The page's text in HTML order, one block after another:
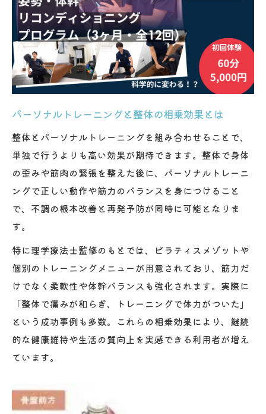
パーソナルトレーニングと整体の相乗効果とは
整体とパーソナルトレーニングを組み合わせることで、
単独で行うよりも高い効果が期待できます。整体で身体
の歪みや筋肉の緊張を整えた後に、パーソナルトレーニ
ングで正しい動作や筋力のバランスを身につけること
で、不調の根本改善と再発予防が同時に可能となりま
す。
特に理学療法士監修のもとでは、ピラティスメゾットや
個別のトレーニングメニューが用意されており、筋力だ
けでなく柔軟性や体幹バランスも強化されます。実際に
「整体で痛みが和らぎ、トレーニングで体力がついた」
という成功事例も多数。これらの相乗効果により、継続
的な健康維持や生活の質向上を実感できる利用者が増え
ています。